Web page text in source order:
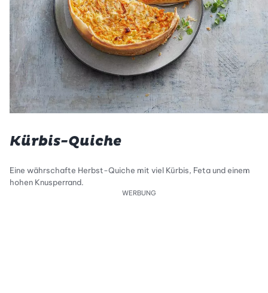
Kürbis-Quiche
Eine währschafte Herbst-Quiche mit viel Kürbis, Feta und einem
hohen Knusperrand.
WERBUNG